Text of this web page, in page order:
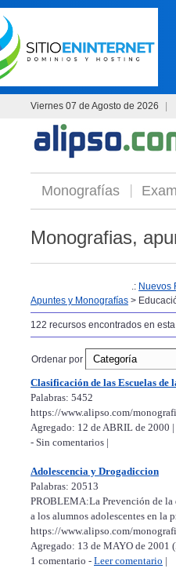
Viernes 07 de Agosto de 2026
Monografías
Monografias,
.: Nuevos
Apuntes y Monografías >
122 recursos encontrados en
Ordenar por
Clasificación de las Escuelas de
Palabras: 5452
https://www.alipso.com/
Agregado: 12 de ABRIL de 2000
- Sin comentarios |
Adolescencia y Drogadiccion
Palabras: 20513
PROBLEMA:La Prevención de la
a los alumnos adolescentes en la
https://www.alipso.com/
Agregado: 13 de MAYO de 2001
1 comentario - Leer comentario |